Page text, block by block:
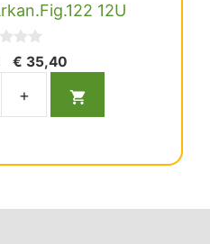
12U
El
original
€ 35,40El
actual
4511